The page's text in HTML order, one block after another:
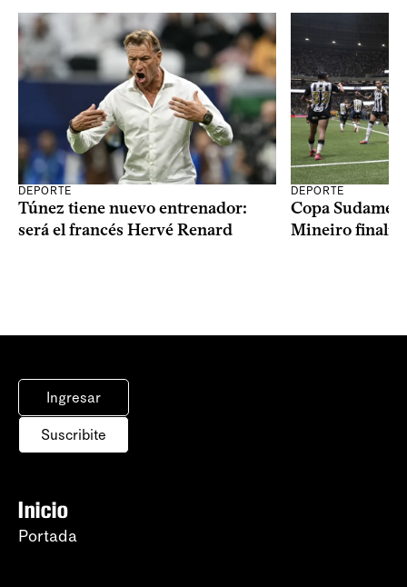
DEPORTE
Túnez tiene nuevo entrenador:
será el francés Hervé Renard
DEPORTE
Copa
Mineiro
Ingresar
Suscribite
Inicio
Portada